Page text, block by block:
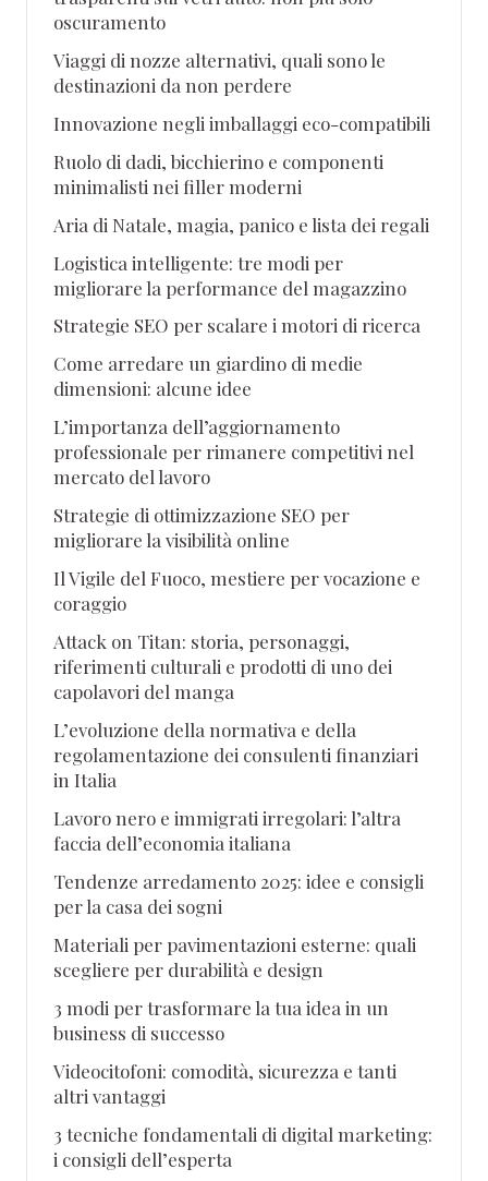
oscuramento
Viaggi di nozze alternativi, quali sono le
destinazioni da non perdere
Innovazione negli imballaggi eco-compatibili
Ruolo di dadi, bicchierino e componenti
minimalisti nei filler moderni
Aria di Natale, magia, panico e lista dei regali
Logistica intelligente: tre modi per
migliorare la performance del magazzino
Strategie SEO per scalare i motori di ricerca
Come arredare un giardino di medie
dimensioni: alcune idee
L’importanza dell’aggiornamento
professionale per rimanere competitivi nel
mercato del lavoro
Strategie di ottimizzazione SEO per
migliorare la visibilità online
Il Vigile del Fuoco, mestiere per vocazione e
coraggio
Attack on Titan: storia, personaggi,
riferimenti culturali e prodotti di uno dei
capolavori del manga
L’evoluzione della normativa e della
regolamentazione dei consulenti finanziari
in Italia
Lavoro nero e immigrati irregolari: l’altra
faccia dell’economia italiana
Tendenze arredamento 2025: idee e consigli
per la casa dei sogni
Materiali per pavimentazioni esterne: quali
scegliere per durabilità e design
3 modi per trasformare la tua idea in un
business di successo
Videocitofoni: comodità, sicurezza e tanti
altri vantaggi
3 tecniche fondamentali di digital marketing:
i consigli dell’esperta